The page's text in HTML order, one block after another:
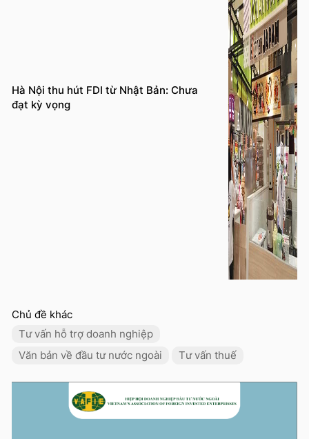
Hà Nội thu hút FDI từ Nhật Bản: Chưa
đạt kỳ vọng
Chủ đề khác
Tư vấn hỗ trợ doanh nghiệp
Văn bản về đầu tư nước ngoài
Tư vấn thuế